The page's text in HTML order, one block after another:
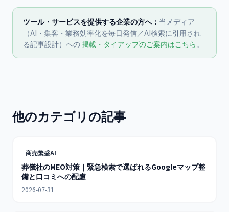
ツール・サービスを提供する企業の方へ： 当メディア
（AI・集客・業務効率化を毎日発信／AI検索に引用され
る記事設計）への掲載・タイアップのご案内はこちら。
他のカテゴリの記事
商売繁盛AI
葬儀社のMEO対策｜緊急検索で選ばれるGoogleマップ整
備と口コミへの配慮
2026-07-31